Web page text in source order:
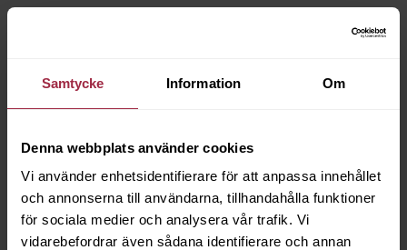
Samtycke Information Om
Denna webbplats använder cookies
Vi använder enhetsidentifierare för att anpassa innehållet
och annonserna till användarna, tillhandahålla funktioner
för sociala medier och analysera vår trafik. Vi
vidarebefordrar även sådana identifierare och annan